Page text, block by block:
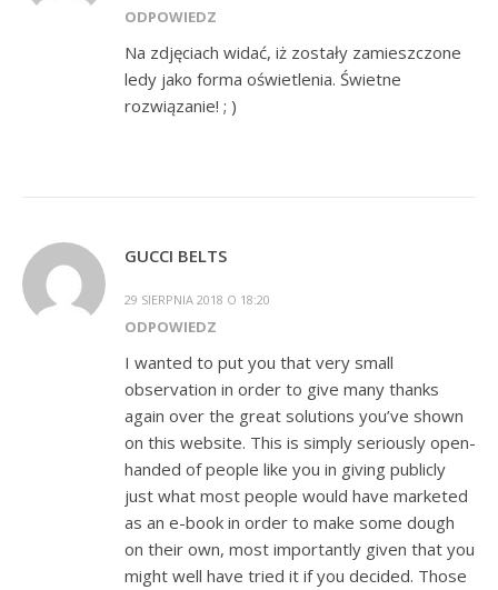
ODPOWIEDZ
Na zdjęciach widać, iż zostały zamieszczone
ledy jako forma oświetlenia. Świetne
rozwiązanie! ; )
GUCCI BELTS
29 SIERPNIA 2018 O 18:20
ODPOWIEDZ
I wanted to put you that very small
observation in order to give many thanks
again over the great solutions you’ve shown
on this website. This is simply seriously open-
handed of people like you in giving publicly
just what most people would have marketed
as an e-book in order to make some dough
on their own, most importantly given that you
might well have tried it if you decided. Those